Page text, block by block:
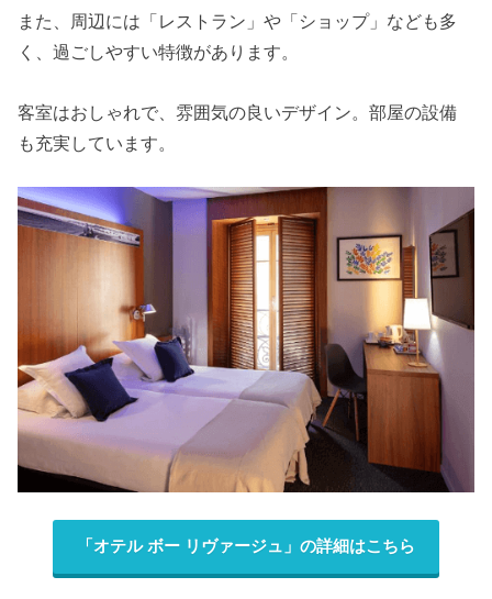
また、周辺には「レストラン」や「ショップ」なども多
く、過ごしやすい特徴があります。
客室はおしゃれで、雰囲気の良いデザイン。部屋の設備
も充実しています。
「オテル ボー リヴァージュ」の詳細はこちら